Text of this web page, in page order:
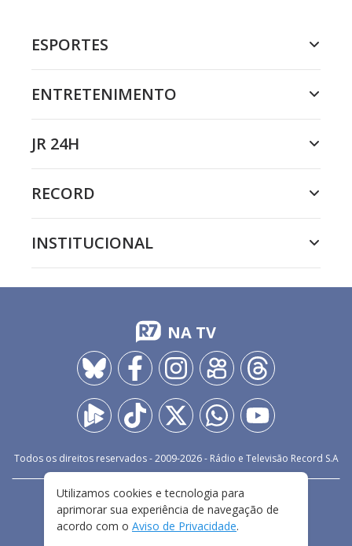
ESPORTES
ENTRETENIMENTO
JR 24H
RECORD
INSTITUCIONAL
NA TV
Todos os direitos reservados - 2009-2026- Rádio e Televisão Record S.A
FALE CONOSCO
PRIVACIDADE
TERMOS E CONDIÇÕES DE USO
Utilizamos cookies e tecnologia para
aprimorar sua experiência de navegação de
acordo com o Aviso de Privacidade.